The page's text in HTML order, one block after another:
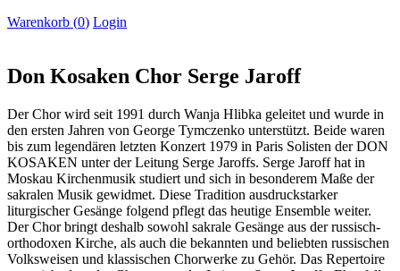
Warenkorb (0) Login
Don Kosaken Chor Serge Jaroff
Der Chor wird seit 1991 durch Wanja Hlibka geleitet und wurde in
den ersten Jahren von George Tymczenko unterstützt. Beide waren
bis zum legendären letzten Konzert 1979 in Paris Solisten der DON
KOSAKEN unter der Leitung Serge Jaroffs. Serge Jaroff hat in
Moskau Kirchenmusik studiert und sich in besonderem Maße der
sakralen Musik gewidmet. Diese Tradition ausdruckstarker
liturgischer Gesänge folgend pflegt das heutige Ensemble weiter.
Der Chor bringt deshalb sowohl sakrale Gesänge aus der russisch-
orthodoxen Kirche, als auch die bekannten und beliebten russischen
Volksweisen und klassischen Chorwerke zu Gehör. Das Repertoire